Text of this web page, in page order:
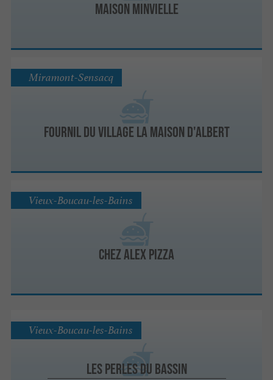
Maison Minvielle
Fournil du village la maison d'Albert
Miramont-Sensacq
Chez Alex Pizza
Vieux-Boucau-les-Bains
Les Perles du Bassin
Vieux-Boucau-les-Bains